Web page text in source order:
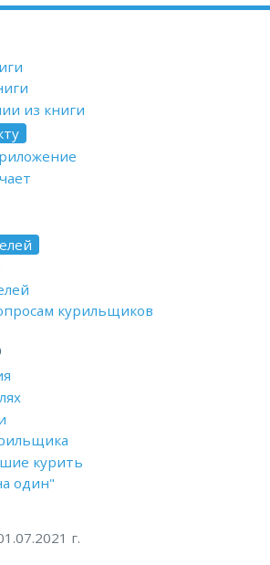
из книги
курильщиков
курить
один"
г.